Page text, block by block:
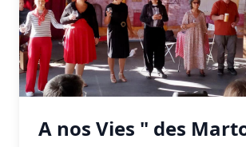
A nos Vies " des